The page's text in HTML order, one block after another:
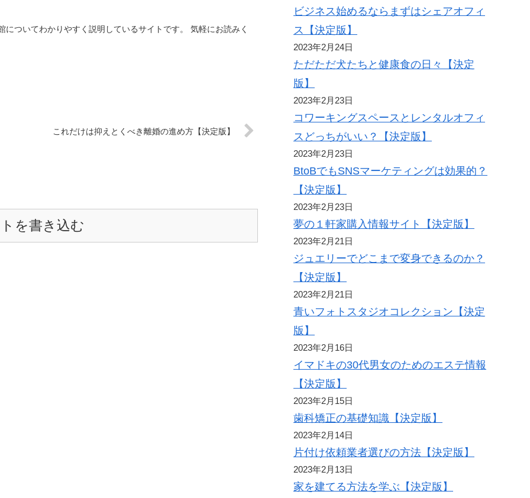
ついてわかりやすく説明しているサイトです。 気軽にお読みく
これだけは抑えとくべき離婚の進め方【決定版】
を書き込む
ビジネス始めるならまずはシェアオフィ
ス【決定版】
2023年2月24日
ただただ犬たちと健康食の日々【決定
版】
2023年2月23日
コワーキングスペースとレンタルオフィ
スどっちがいい？【決定版】
2023年2月23日
BtoBでもSNSマーケティングは効果的？
【決定版】
2023年2月23日
夢の１軒家購入情報サイト【決定版】
2023年2月21日
ジュエリーでどこまで変身できるのか？
【決定版】
2023年2月21日
青いフォトスタジオコレクション【決定
版】
2023年2月16日
イマドキの30代男女のためのエステ情報
【決定版】
2023年2月15日
歯科矯正の基礎知識【決定版】
2023年2月14日
片付け依頼業者選びの方法【決定版】
2023年2月13日
家を建てる方法を学ぶ【決定版】